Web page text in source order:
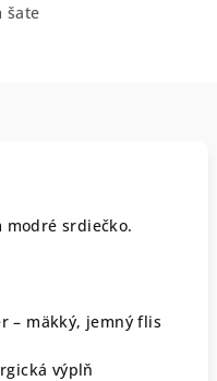
šate
modré srdiečko.
– mäkký, jemný flis
výplň